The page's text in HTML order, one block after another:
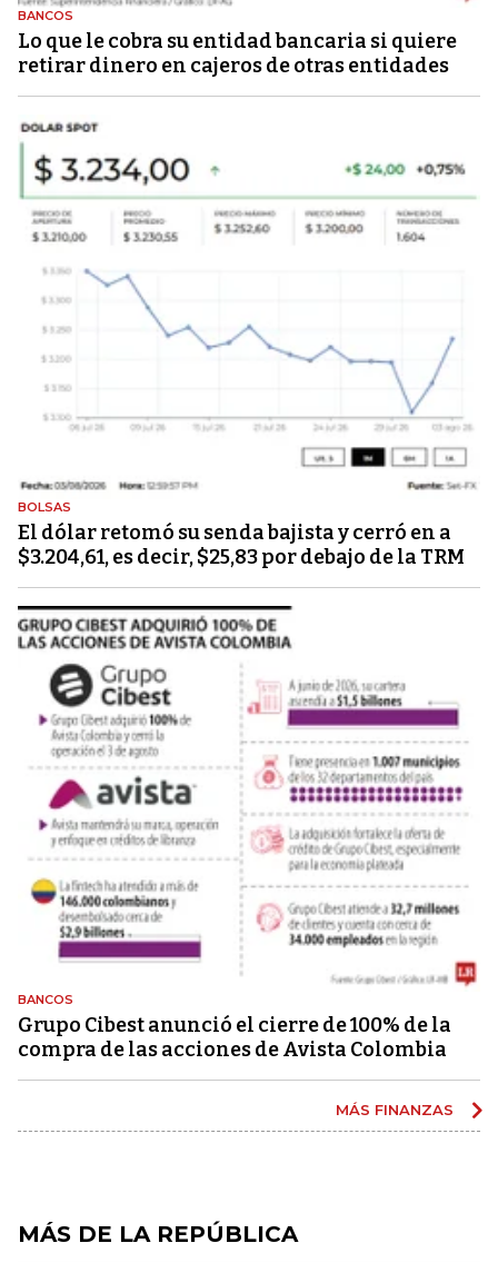
BANCOS
Lo que le cobra su entidad bancaria si quiere
retirar dinero en cajeros de otras entidades
BOLSAS
El dólar retomó su senda bajista y cerró en a
$3.204,61, es decir, $25,83 por debajo de la TRM
BANCOS
Grupo Cibest anunció el cierre de 100% de la
compra de las acciones de Avista Colombia
MÁS FINANZAS
MÁS DE LA REPÚBLICA